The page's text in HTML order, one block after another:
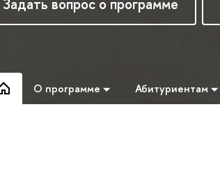
Задать вопрос о программе
О программе Абитуриентам